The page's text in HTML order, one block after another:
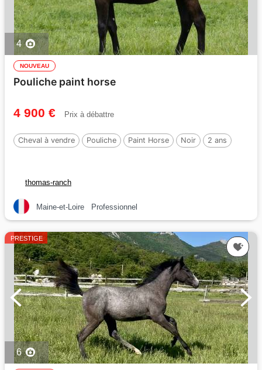
4
NOUVEAU
Pouliche paint horse
4 900 € Prix à débattre
Cheval à vendre Pouliche Paint Horse Noir 2 ans
thomas-ranch
Maine-et-Loire Professionnel
PRESTIGE
6